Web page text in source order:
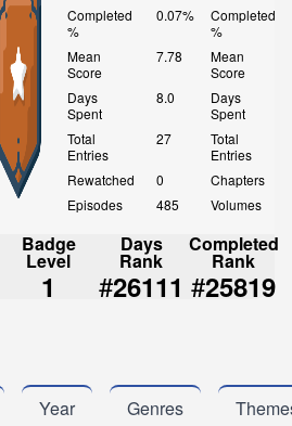
Completed
%
0.07%
Mean
Score
7.78
Days
Spent
8.0
Total
Entries
27
Rewatched
0
Episodes
485
Completed
%
Mean
Score
Days
Spent
Total
Entries
Chapters
Volumes
Badge
Level
1
Days
Rank
#26111
Completed
Rank
#25819
Year Genres